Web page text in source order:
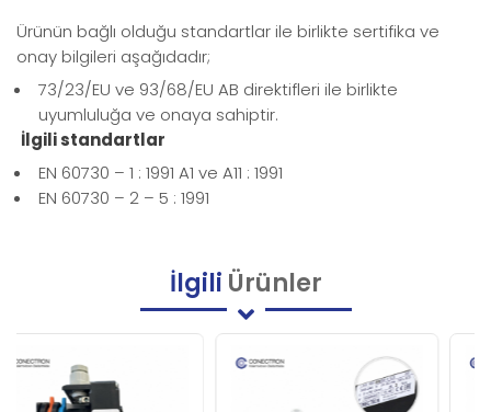
Ürünün bağlı olduğu standartlar ile birlikte sertifika ve
onay bilgileri aşağıdadır;
73/23/EU ve 93/68/EU AB direktifleri ile birlikte
uyumluluğa ve onaya sahiptir.
İlgili standartlar
EN 60730 – 1 : 1991 A1 ve A11 : 1991
EN 60730 – 2 – 5 : 1991
İlgili Ürünler